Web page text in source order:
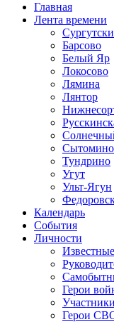
Главная
Лента времени
Барсово
Белый Яр
Локосово
Лямина
Лянтор
Сытомино
Тундрино
Угут
Ульт-Ягун
Календарь
События
Личности
Герои
Герои